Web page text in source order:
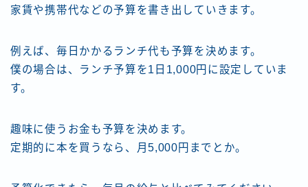
家賃や携帯代などの予算を書き出していきます。
例えば、毎日かかるランチ代も予算を決めます。
僕の場合は、ランチ予算を1日1,000円に設定していま
す。
趣味に使うお金も予算を決めます。
定期的に本を買うなら、月5,000円までとか。